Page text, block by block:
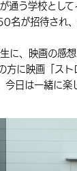
組織案内
生涯学
健康・医
スポッ
四季の
広報・広
通う学校として
名が招待され
に、映画の感
方に映画「スト
今日は一緒に楽